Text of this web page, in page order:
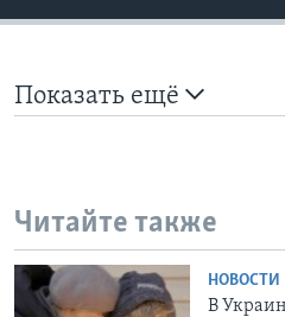
Показать ещё
Читайте также
НОВОСТИ
В